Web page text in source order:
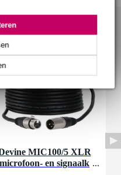
MIC100/5 XLR
microfoon- en signaalk